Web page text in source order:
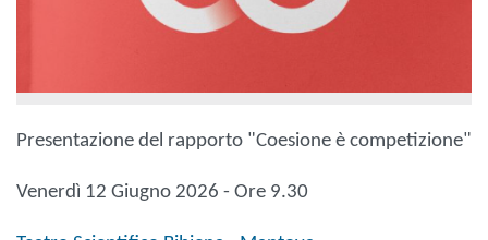
Presentazione del rapporto "Coesione è competizione"
Venerdì 12 Giugno 2026 - Ore 9.30